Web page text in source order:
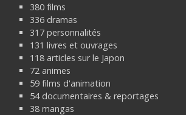
380 films
336 dramas
317 personnalités
131 livres et ouvrages
118 articles sur le Japon
72 animes
59 films d'animation
54 documentaires & reportages
38 mangas